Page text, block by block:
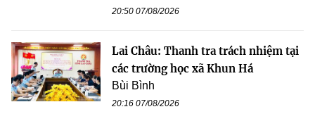
20:50 07/08/2026
Lai Châu: Thanh tra trách nhiệm tại
các trường học xã Khun Há
Bùi Bình
20:16 07/08/2026